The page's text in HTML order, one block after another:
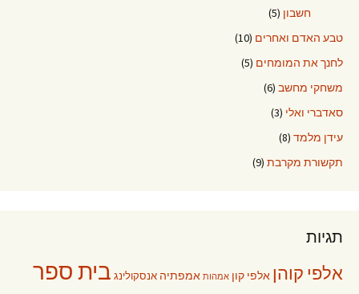
חשבון (5)
טבע האדם ואחרים (10)
לחנך את המומחים (5)
משחקי מחשב (6)
סאדברי ואלי (3)
עידן מלמד (8)
תקשורת מקרבת (9)
תגיות
אלפי קוהן אלפי קון אמהות אמפתיה אנסקולינג בית ספר